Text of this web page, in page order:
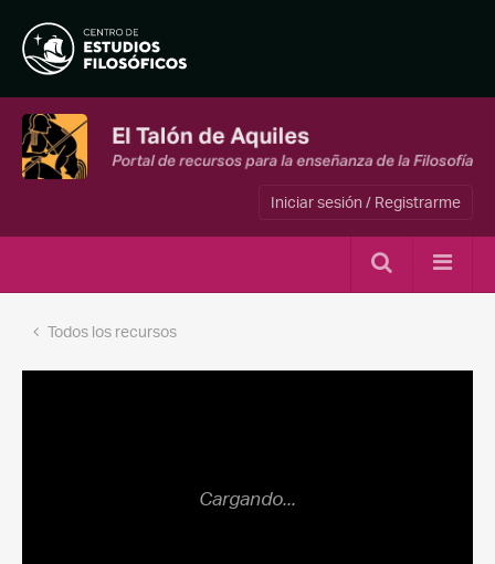
Iniciar sesión / Registrarme
Todos los recursos